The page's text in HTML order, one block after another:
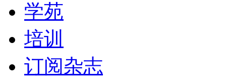
学苑
培训
订阅杂志